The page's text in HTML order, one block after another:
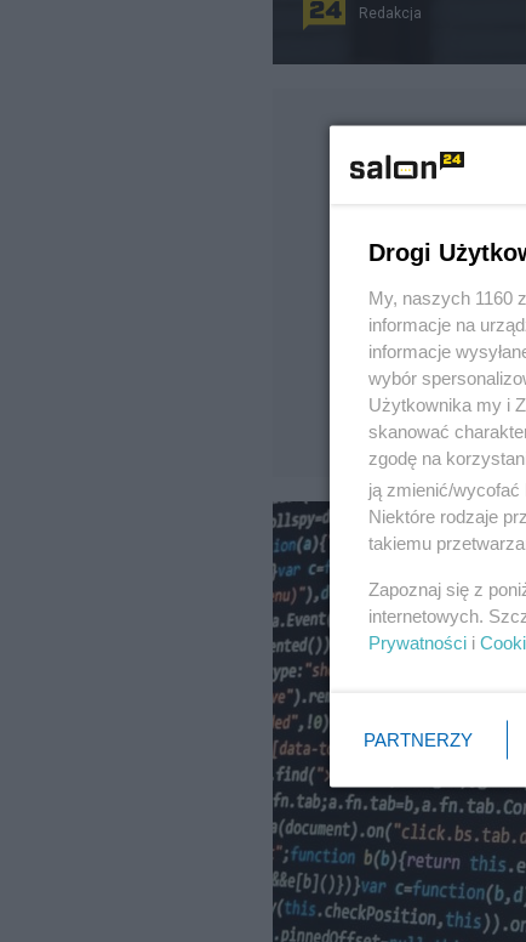
Redakcja
Drogi
My, naszych 1160
informacje na
informacje
wybór
Użytkownika my i
skanować
zgodę na
ją zmienić/
Niektóre rodzaje
takiemu
Zapoznaj się z
internetowych.
Prywatności i
PARTNERZY